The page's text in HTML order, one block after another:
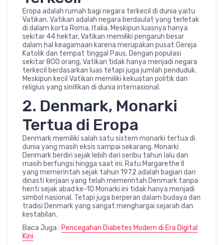
Eropa adalah rumah bagi negara terkecil di dunia yaitu
Vatikan. Vatikan adalah negara berdaulat yang terletak
di dalam korta Roma, Italia. Meskipun luasnya hanya
sekitar 44 hektar, Vatikan memiliki pengaruh besar
dalam hal keagamaan karena merupakan pusat Gereja
Katolik dan tempat tinggal Paus. Dengan populasi
sekitar 800 orang, Vatikan tidak hanya menjadi negara
terkecil berdasarkan luas tetapi juga jumlah penduduk.
Meskipun kecil Vatikan memiliki kekuatan politik dan
religius yang sinifikan di dunia internasional.
2. Denmark, Monarki
Tertua di Eropa
Denmark memiliki salah satu sistem monarki tertua di
dunia yang masih eksis sampai sekarang. Monarki
Denmark berdiri sejak lebih dari seribu tahun lalu dan
masih berfungsi hingga saat ini. Ratu Margarethe II
yang memerintah sejak tahun 1972 adalah bagian dari
dinasti kerjaan yang telah memerintah Denmark tanpa
henti sejak abad ke-10 Monarki ini tidak hanya menjadi
simbol nasional. Tetapi juga berperan dalam budaya dan
tradisi Denmark yang sangat menghargai sejarah dan
kestabilan.
Baca Juga : Pencegahan Diabetes Modern di Era Digital
Kini